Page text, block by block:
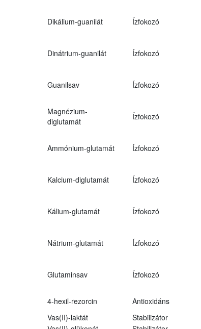
Dikálium-guanilát Ízfokozó
Dinátrium-guanilát Ízfokozó
Guanilsav Ízfokozó
Magnézium-
diglutamát
Ízfokozó
Ammónium-glutamát Ízfokozó
Kalcium-diglutamát Ízfokozó
Kálium-glutamát Ízfokozó
Nátrium-glutamát Ízfokozó
Glutaminsav Ízfokozó
4-hexil-rezorcin Antioxidáns
Vas(II)-laktát
Stabilizátor